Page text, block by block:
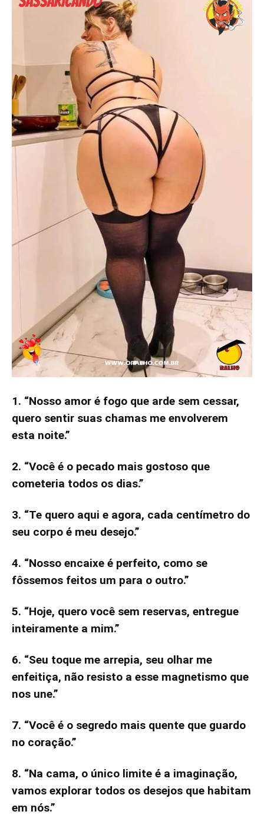
1. “Nosso amor é fogo que arde sem cessar,
quero sentir suas chamas me envolverem
esta noite.”
2. “Você é o pecado mais gostoso que
cometeria todos os dias.”
3. “Te quero aqui e agora, cada centímetro do
seu corpo é meu desejo.”
4. “Nosso encaixe é perfeito, como se
fôssemos feitos um para o outro.”
5. “Hoje, quero você sem reservas, entregue
inteiramente a mim.”
6. “Seu toque me arrepia, seu olhar me
enfeitiça, não resisto a esse magnetismo que
nos une.”
7. “Você é o segredo mais quente que guardo
no coração.”
8. “Na cama, o único limite é a imaginação,
vamos explorar todos os desejos que habitam
em nós.”